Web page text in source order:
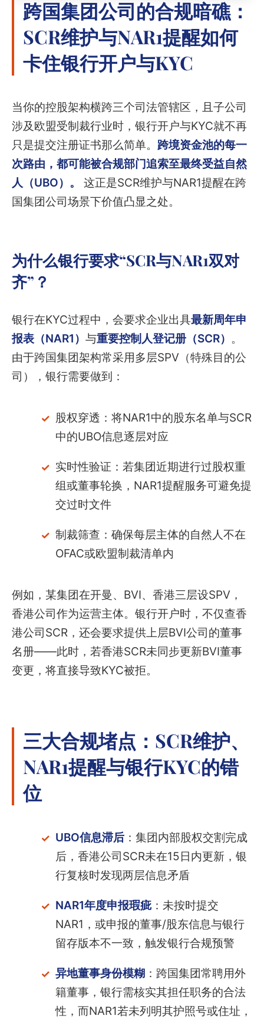
跨国集团公司的合规暗礁：
SCR维护与NAR1提醒如何
卡住银行开户与KYC
当你的控股架构横跨三个司法管辖区，且子公司
涉及欧盟受制裁行业时，银行开户与KYC就不再
只是提交注册证书那么简单。 跨境资金池的每一
次路由，都可能被合规部门追索至最终受益自然
人（UBO）。
这正是SCR维护与NAR1提醒在跨
国集团公司场景下价值凸显之处。
为什么银行要求“SCR与NAR1双对
齐”？
银行在KYC过程中，会要求企业出具最新周年申
报表（NAR1） 与重要控制人登记册（SCR） 。
由于跨国集团架构常采用多层SPV（特殊目的公
司），银行需要做到：
股权穿透：将NAR1中的股东名单与SCR
中的UBO信息逐层对应
实时性验证：若集团近期进行过股权重
组或董事轮换，NAR1提醒服务可避免提
交过时文件
制裁筛查：确保每层主体的自然人不在
OFAC或欧盟制裁清单内
例如，某集团在开曼、BVI、香港三层设SPV，
香港公司作为运营主体。银行开户时，不仅查香
港公司SCR，还会要求提供上层BVI公司的董事
名册——此时，若香港SCR未同步更新BVI董事
变更，将直接导致KYC被拒。
三大合规堵点：SCR维护、
NAR1提醒与银行KYC的错
位
UBO信息滞后：集团内部股权交割完成
后，香港公司SCR未在15日内更新，银
行复核时发现两层信息矛盾
NAR1年度申报瑕疵：未按时提交
NAR1，或申报的董事/股东信息与银行
留存版本不一致，触发银行合规预警
异地董事身份模糊：跨国集团常聘用外
籍董事，银行需核实其担任职务的合法
性，而NAR1若未列明其护照号或住址，